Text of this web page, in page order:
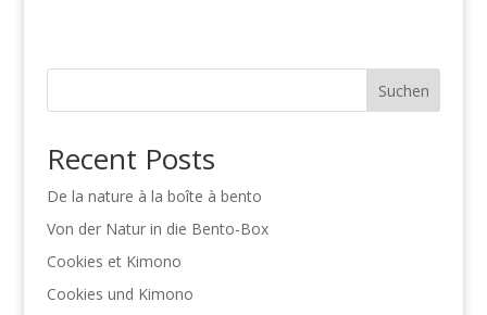
Suchen
Recent Posts
De la nature à la boîte à bento
Von der Natur in die Bento-Box
Cookies et Kimono
Cookies und Kimono